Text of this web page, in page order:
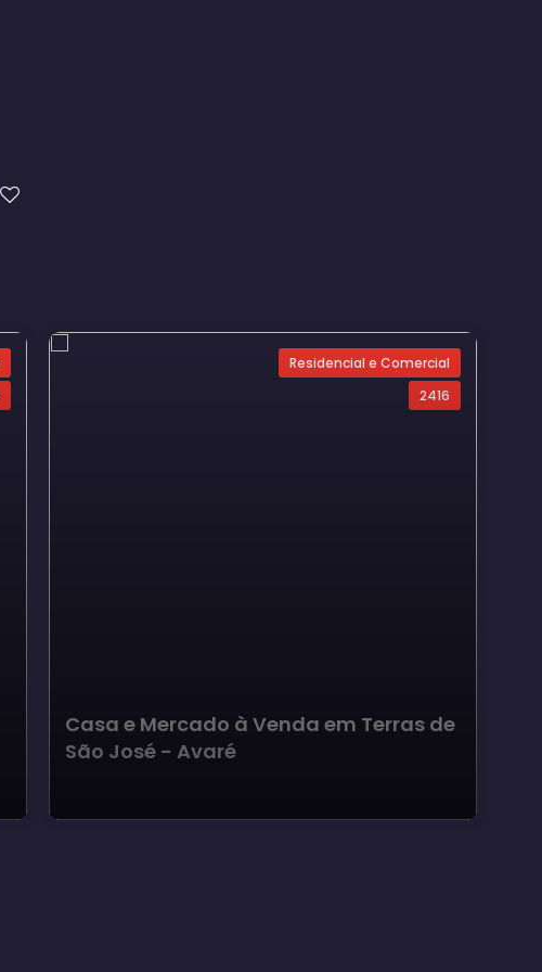
Residencial e Comercial
2416
Casa e Mercado à Venda em Terras de
São José - Avaré